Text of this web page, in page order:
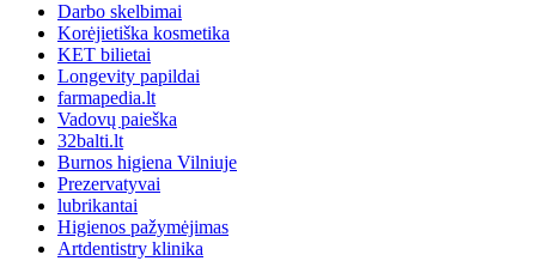
Darbo skelbimai
Korėjietiška kosmetika
KET bilietai
Longevity papildai
farmapedia.lt
Vadovų paieška
32balti.lt
Burnos higiena Vilniuje
Prezervatyvai
lubrikantai
Higienos pažymėjimas
Artdentistry klinika